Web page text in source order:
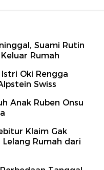
Suami Rutin
Rumah
Oki Rengga
Swiss
Anak Ruben Onsu
Klaim Gak
Rumah dari